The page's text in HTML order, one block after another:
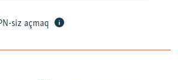
siz açmaq